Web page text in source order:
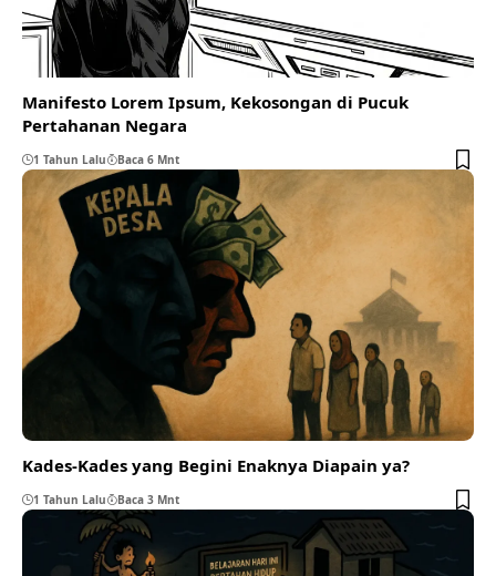
Manifesto Lorem Ipsum, Kekosongan di Pucuk
Pertahanan Negara
1 Tahun Lalu Baca 6 Mnt
Kades-Kades yang Begini Enaknya Diapain ya?
1 Tahun Lalu Baca 3 Mnt